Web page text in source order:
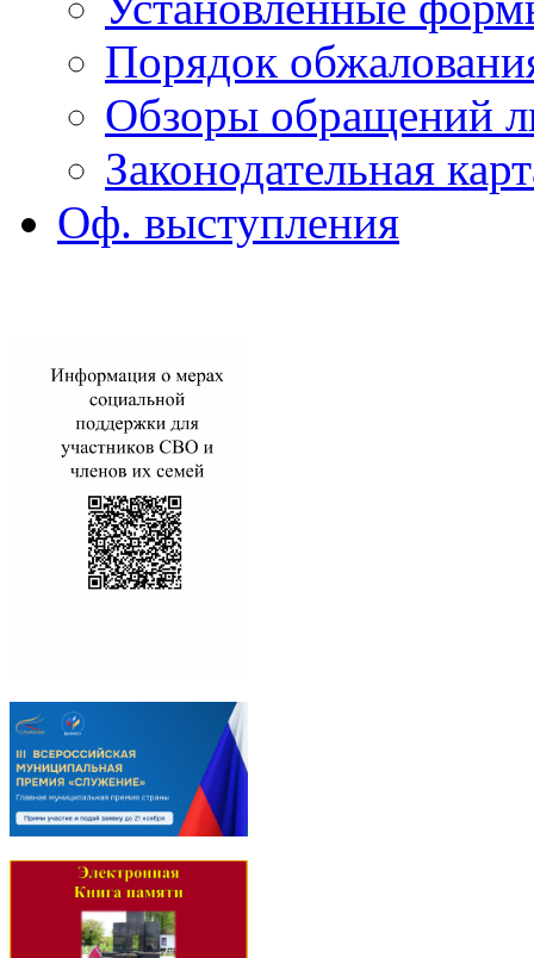
Порядок
Обзоры обращений
Законодательная
Оф. выступления